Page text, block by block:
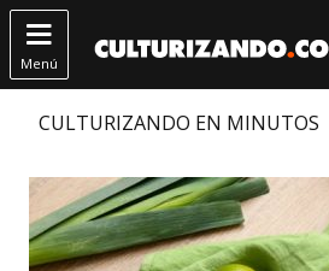

Menú
CULTURIZANDO EN MINUTOS